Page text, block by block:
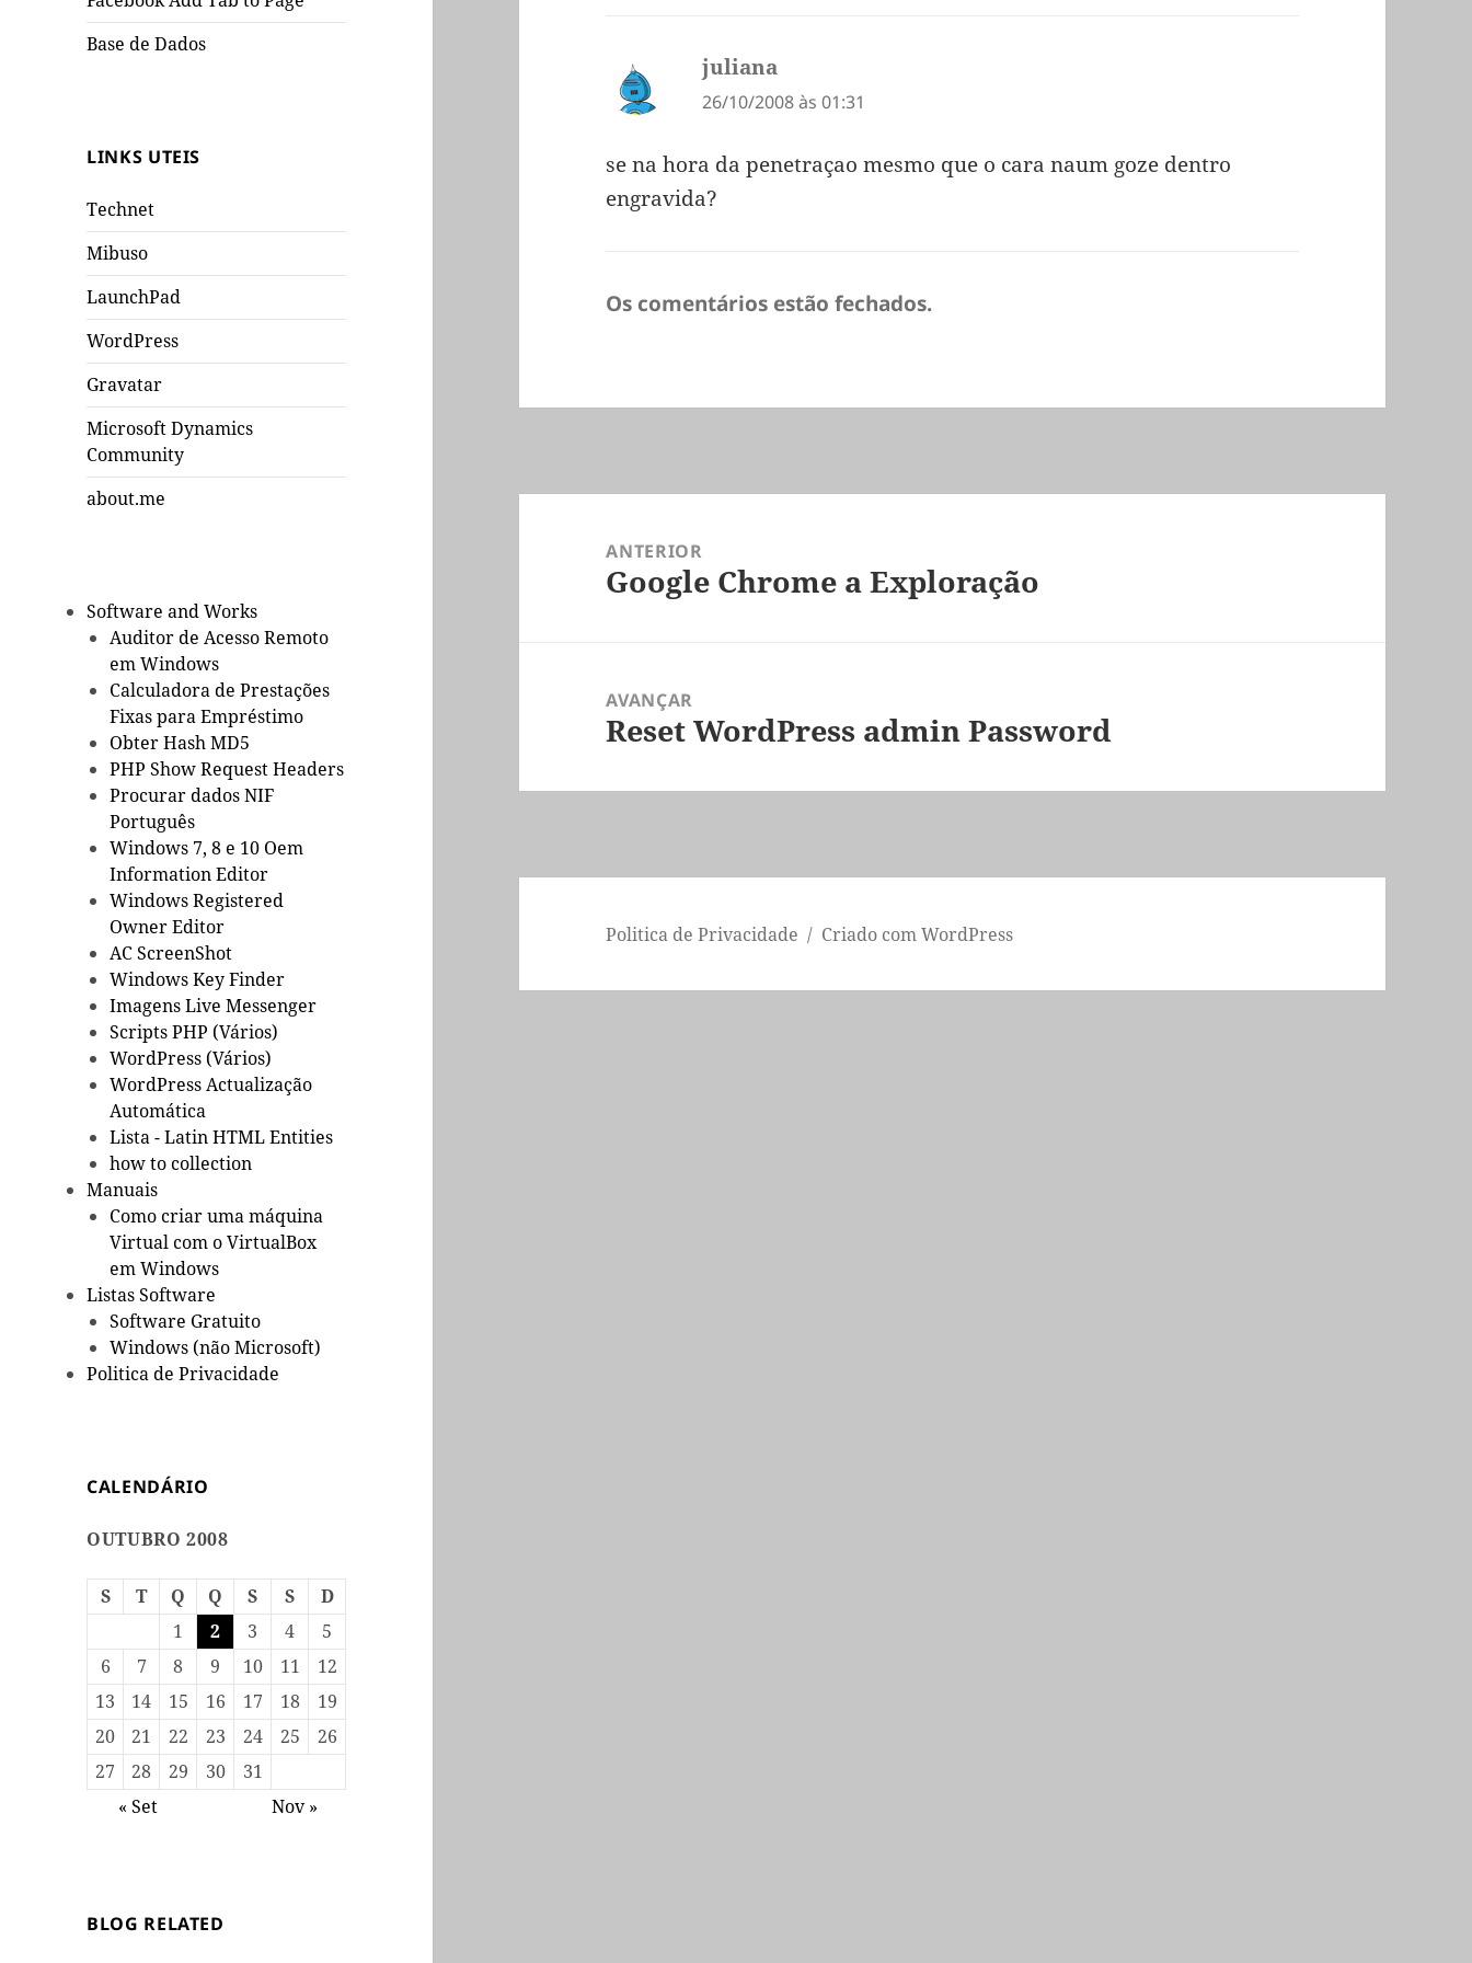
Base de Dados
LINKS UTEIS
Technet
Mibuso
LaunchPad
WordPress
Gravatar
Microsoft Dynamics
Community
about.me
Software and Works
Auditor de Acesso Remoto
em Windows
Calculadora de Prestações
Fixas para Empréstimo
Obter Hash MD5
PHP Show Request Headers
Procurar dados NIF
Português
Windows 7, 8 e 10 Oem
Information Editor
Windows Registered
Owner Editor
AC ScreenShot
Windows Key Finder
Imagens Live Messenger
Scripts PHP (Vários)
WordPress (Vários)
WordPress Actualização
Automática
Lista - Latin HTML Entities
how to collection
Manuais
Como criar uma máquina
Virtual com o VirtualBox
em Windows
Listas Software
Software Gratuito
Windows (não Microsoft)
Politica de Privacidade
CALENDÁRIO
OUTUBRO 2008
S T Q Q S S
D
1
2 3 4
5
6
7 8 9 10 11
12
13
14 15 16 17 18
19
20
21 22 23 24 25
26
27
28 29 30
31
« Set
Nov »
BLOG RELATED
juliana
26/10/2008 às 01:31
se na hora da penetraçao mesmo que o cara naum goze dentro
engravida?
Os comentários estão fechados.
ANTERIOR
Artigo
Google Chrome a Exploração
AVANÇAR
Artigo
Reset WordPress admin Password
Politica de Privacidade Criado com WordPress